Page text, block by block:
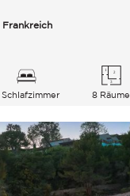
Frankreich
Schlafzimmer 8 Räume